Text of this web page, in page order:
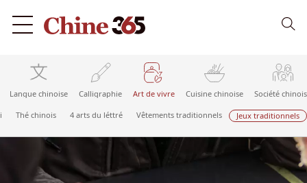
Langue chinoise Calligraphie Art de vivre Cuisine chinoise Société
Thé chinois 4 arts du léttré Vêtements traditionnels Jeux traditionnels